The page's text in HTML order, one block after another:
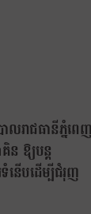
រាជធានីភ្នំពេញ
ន ឱ្យបន្ត
ើបដើម្បីជំរុញ